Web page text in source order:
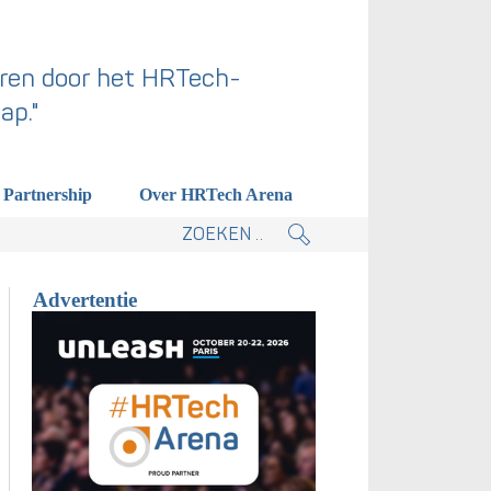
door het HRTech-
Partnership Over HRTech Arena
Advertentie